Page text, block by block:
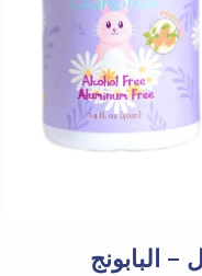
البابونج